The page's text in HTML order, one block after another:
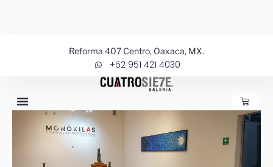
Reforma 407 Centro, Oaxaca, MX.
+52 951 421 4030